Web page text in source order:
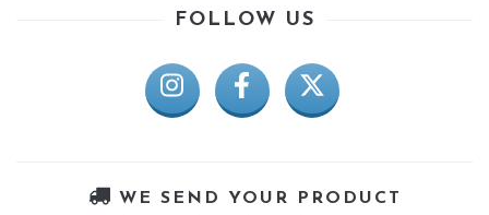
FOLLOW US
WE SEND YOUR PRODUCT